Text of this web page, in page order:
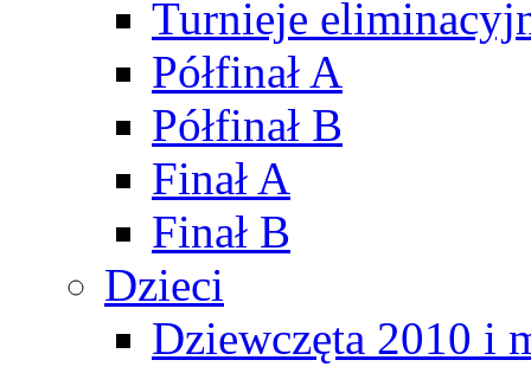
Turnieje
Półfinał A
Półfinał B
Finał A
Finał B
Dzieci
Dziewczęta 2010 i